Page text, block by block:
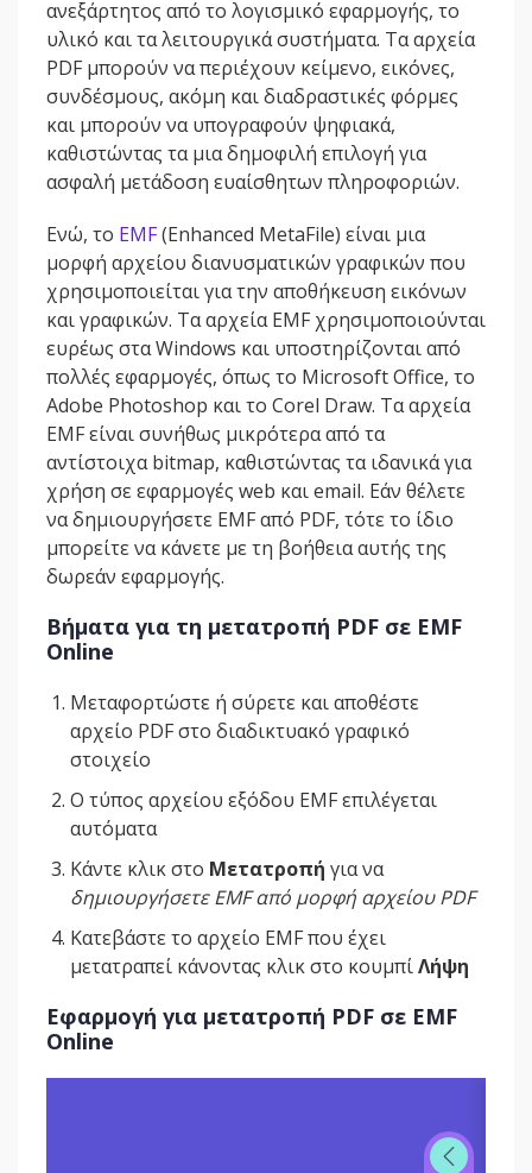
ανεξάρτητος από το λογισμικό εφαρμογής, το
υλικό και τα λειτουργικά συστήματα. Τα αρχεία
PDF μπορούν να περιέχουν κείμενο, εικόνες,
συνδέσμους, ακόμη και διαδραστικές φόρμες
και μπορούν να υπογραφούν ψηφιακά,
καθιστώντας τα μια δημοφιλή επιλογή για
ασφαλή μετάδοση ευαίσθητων πληροφοριών.
Ενώ, το EMF(Enhanced MetaFile) είναι μια
μορφή αρχείου διανυσματικών γραφικών που
χρησιμοποιείται για την αποθήκευση εικόνων
και γραφικών. Τα αρχεία EMF χρησιμοποιούνται
ευρέως στα Windows και υποστηρίζονται από
πολλές εφαρμογές, όπως το Microsoft Office, το
Adobe Photoshop και το Corel Draw. Τα αρχεία
EMF είναι συνήθως μικρότερα από τα
αντίστοιχα bitmap, καθιστώντας τα ιδανικά για
χρήση σε εφαρμογές web και email. Εάν θέλετε
να δημιουργήσετε EMF από PDF, τότε το ίδιο
μπορείτε να κάνετε με τη βοήθεια αυτής της
δωρεάν εφαρμογής.
Βήματα για τη μετατροπή PDF σε EMF
Online
Μεταφορτώστε ή σύρετε και αποθέστε
αρχείο PDF στο διαδικτυακό γραφικό
στοιχείο
Ο τύπος αρχείου εξόδου EMF επιλέγεται
αυτόματα
Κάντε κλικ στο Μετατροπή για να
δημιουργήσετε EMF από μορφή αρχείου PDF
Κατεβάστε το αρχείο EMF που έχει
μετατραπεί κάνοντας κλικ στο κουμπίΛήψη
Εφαρμογή για μετατροπή PDF σε EMF
Online